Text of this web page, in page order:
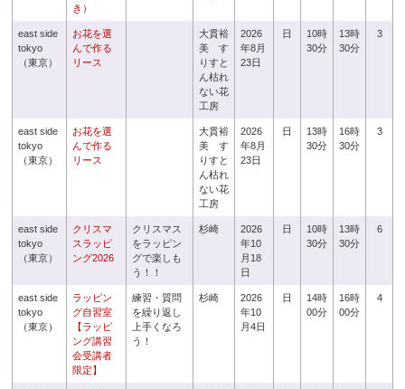
き）
east side
tokyo
（東京）
お花を選
んで作る
リース
大貫裕
美 す
りすと
ん枯れ
ない花
工房
2026
年8月
23日
日
10時
30分
13時
30分
3
east side
tokyo
（東京）
お花を選
んで作る
リース
大貫裕
美 す
りすと
ん枯れ
ない花
工房
2026
年8月
23日
日
13時
30分
16時
30分
3
east side
tokyo
（東京）
クリスマ
スラッピ
ング2026
クリスマス
をラッピン
グで楽しも
う！！
杉崎
2026
年10
月18
日
日
10時
30分
13時
30分
6
east side
tokyo
（東京）
ラッピン
グ自習室
【ラッピ
ング講習
会受講者
限定】
練習・質問
を繰り返し
上手くなろ
う！
杉崎
2026
年10
月4日
日
14時
00分
16時
00分
4